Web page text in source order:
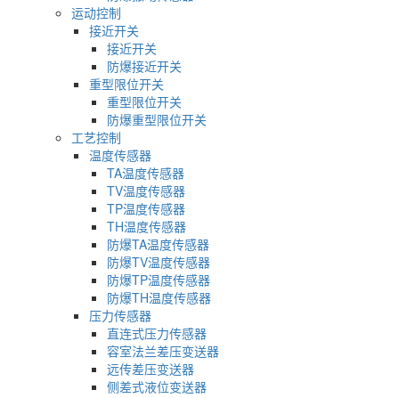
运动控制
接近开关
接近开关
防爆接近开关
重型限位开关
重型限位开关
防爆重型限位开关
工艺控制
温度传感器
TA温度传感器
TV温度传感器
TP温度传感器
TH温度传感器
防爆TA温度传感器
防爆TV温度传感器
防爆TP温度传感器
防爆TH温度传感器
压力传感器
直连式压力传感器
容室法兰差压变送器
远传差压变送器
侧差式液位变送器